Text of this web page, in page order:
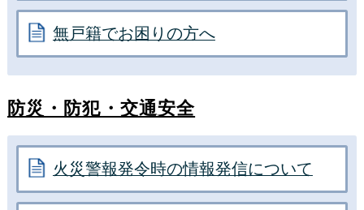
無戸籍でお困りの方へ
防災・防犯・交通安全
火災警報発令時の情報発信について